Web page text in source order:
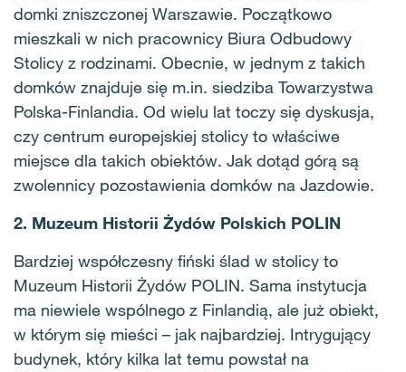
domki zniszczonej Warszawie. Początkowo
mieszkali w nich pracownicy Biura Odbudowy
Stolicy z rodzinami. Obecnie, w jednym z takich
domków znajduje się m.in. siedziba Towarzystwa
Polska-Finlandia. Od wielu lat toczy się dyskusja,
czy centrum europejskiej stolicy to właściwe
miejsce dla takich obiektów. Jak dotąd górą są
zwolennicy pozostawienia domków na Jazdowie.
2. Muzeum Historii Żydów Polskich POLIN
Bardziej współczesny fiński ślad w stolicy to
Muzeum Historii Żydów POLIN. Sama instytucja
ma niewiele wspólnego z Finlandią, ale już obiekt,
w którym się mieści – jak najbardziej. Intrygujący
budynek, który kilka lat temu powstał na